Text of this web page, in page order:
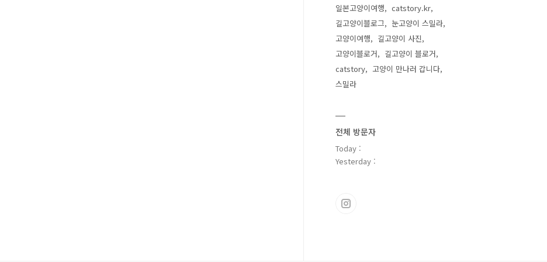
일본고양이여행
catstory.kr
길고양이블로그
눈고양이 스밀라
고양이여행
길고양이 사진
고양이블로거
길고양이 블로거
catstory
고양이 만나러 갑니다
스밀라
전체 방문자
Today :
Yesterday :